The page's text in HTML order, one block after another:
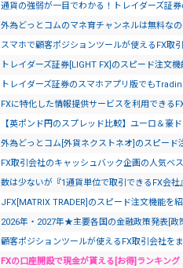
通貨の強弱が一目でわかる！トレイダーズ証券
外為どっとコムのマネ育チャンネルは無料なの
スマホで顧客ポジションツールが使えるFX取
トレイダーズ証券[LIGHT FX]のスピード注文機
トレイダーズ証券のスマホアプリ版でも
FXに特化した情報提供サービスを利用できる
【英ポンド円のスプレッド比較】ユーロ＆豪
外為どっとコム[外貨ネクストネオ]のスピード
FX取引会社のキャッシュバック企画の人気ベ
数は少ないが『1通貨単位で取引できるFX会
JFX[MATRIX TRADER]のスピード注文機能を紹
2026年・2027年★主要各国の金融政策発表[政
顧客ポジションツールが使えるFX取引会社を
FXの口座開設で現金が貰える[お得]ランキング